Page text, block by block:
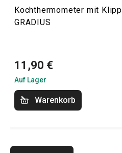
Kochthermometer mit Klipp
GRADIUS
11,90 €
Auf Lager
Warenkorb